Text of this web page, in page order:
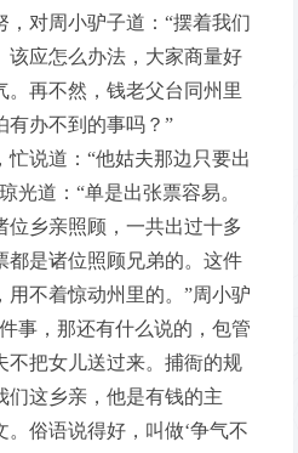
，对周小驴子道：“摆着我们
该应怎么办法，大家商量好
。再不然，钱老父台同州里
有办不到的事吗？”
说道：“他姑夫那边只要出
光道：“单是出张票容易。
位乡亲照顾，一共出过十多
都是诸位照顾兄弟的。这件
用不着惊动州里的。”周小驴
事，那还有什么说的，包管
不把女儿送过来。捕衙的规
们这乡亲，他是有钱的主
。俗语说得好，叫做‘争气不